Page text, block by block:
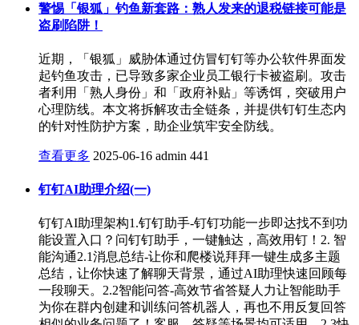
警惕「银狐」钓鱼新套路：熟人发来的退税链接可能是
盗刷陷阱！
近期，「银狐」威胁体通过仿冒钉钉等办公软件界面发
起钓鱼攻击，已导致多家企业员工银行卡被盗刷。攻击
者利用「熟人身份」和「政府补贴」等诱饵，突破用户
心理防线。本文将拆解攻击全链条，并提供钉钉生态内
的针对性防护方案，助企业筑牢安全防线。
查看更多 2025-06-16 admin 441
钉钉AI助理介绍(一)
钉钉AI助理架构1.钉钉助手-钉钉功能一步即达找不到功
能设置入口？问钉钉助手，一键触达，高效用钉！2. 智
能沟通2.1消息总结-让你和爬楼说拜拜一键生成多主题
总结，让你快速了解聊天背景，通过AI助理快速回顾每
一段聊天。2.2智能问答-高效节省答疑人力让智能助手
为你在群内创建和训练问答机器人，再也不用反复回答